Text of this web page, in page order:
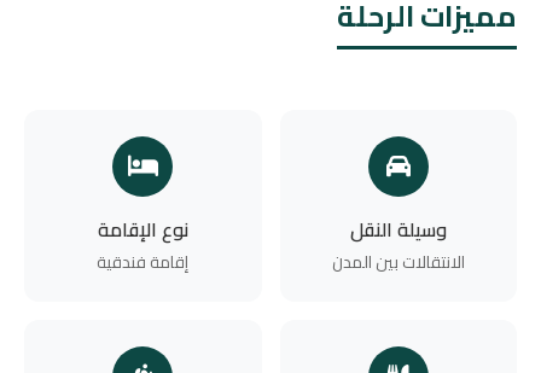
مميزات الرحلة
وسيلة النقل
الانتقالات بين المدن
نوع الإقامة
إقامة فندقية